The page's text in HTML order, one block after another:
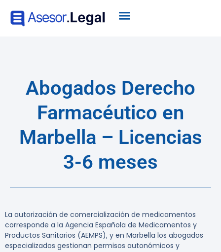
Abogados Derecho
Farmacéutico en
Marbella – Licencias
3-6 meses
La autorización de comercialización de medicamentos
corresponde a la Agencia Española de Medicamentos y
Productos Sanitarios (AEMPS), y en Marbella los abogados
especializados gestionan permisos autonómicos y